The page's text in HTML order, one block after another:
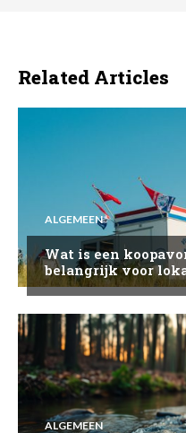
Related Articles
ALGEMEEN
Wat is een
belangrijk voor
ALGEMEEN